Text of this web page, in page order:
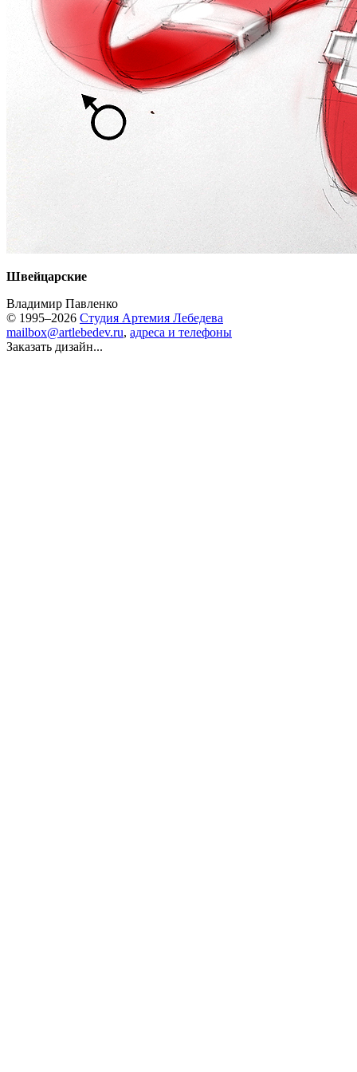
Швейцарские
Владимир Павленко
© 1995–2026 Студия Артемия Лебедева
mailbox@artlebedev.ru, адреса и телефоны
Заказать дизайн...